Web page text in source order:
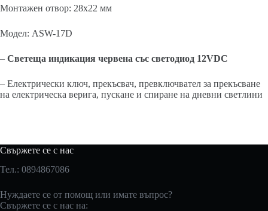
Монтажен отвор: 28х22 мм
Модел: ASW-17D
– Светеща индикация червена със светодиод 12VDC
– Електрически ключ, прекъсвач, превключвател за прекъсване
на електрическа верига, пускане и спиране на дневни светлини
Свържете се с нас
Тел.: 0894867086
Нуждаете се от помощ или имате въпрос?
Свържете се с нас на: